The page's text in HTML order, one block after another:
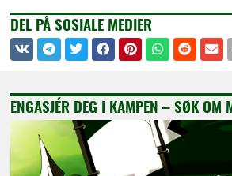
DEL PÅ SOSIALE MEDIER
ENGASJÉR DEG I KAMPEN – SØK OM